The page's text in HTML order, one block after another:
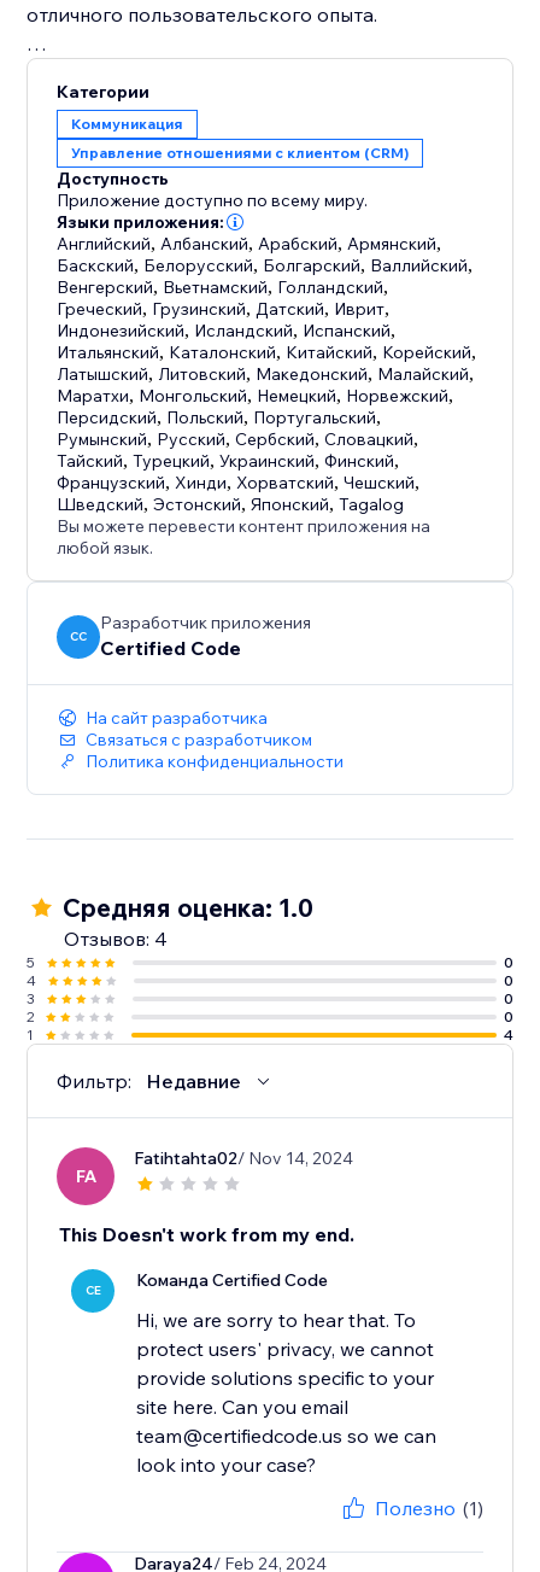
отличного пользовательского опыта.
Sources by Certified Code в свой набор
инструментов уже сегодня и откройте для себя
будущее интеграции данных.
Категории
Коммуникация
Управление отношениями с клиентом (CRM)
Доступность
Приложение доступно по всему миру.
Языки приложения:
Английский, Албанский, Арабский, Армянский,
Баскский, Белорусский, Болгарский, Валлийский,
Венгерский, Вьетнамский, Голландский,
Греческий, Грузинский, Датский, Иврит,
Индонезийский, Исландский, Испанский,
Итальянский, Каталонский, Китайский, Корейский,
Латышский, Литовский, Македонский, Малайский,
Маратхи, Монгольский, Немецкий, Норвежский,
Персидский, Польский, Португальский,
Румынский, Русский,Сербский,Словацкий,
Тайский,Турецкий,Украинский,Финский,
Французский, Хинди, Хорватский,Чешский,
Шведский,Эстонский,Японский,Tagalog
Вы можете перевести контент приложения на
любой язык.
CC
Разработчик приложения
Certified Code
На сайт разработчика
Связаться с разработчиком
Политика конфиденциальности
Средняя оценка: 1.0
Отзывов: 4
5
0
4
0
3
0
2
0
1
4
Фильтр: Недавние
FA
Fatihtahta02/ Nov 14, 2024
This Doesn't work from my end.
CE Команда Certified Code
Hi, we are sorry to hear that. To
protect users' privacy, we cannot
provide solutions specific to your
site here. Can you email
team@certifiedcode.us so we can
look into your case?
Полезно (1)
Daraya24/ Feb 24, 2024